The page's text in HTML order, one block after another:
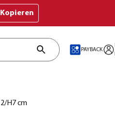
Kopieren
PAYBACK
H7 cm